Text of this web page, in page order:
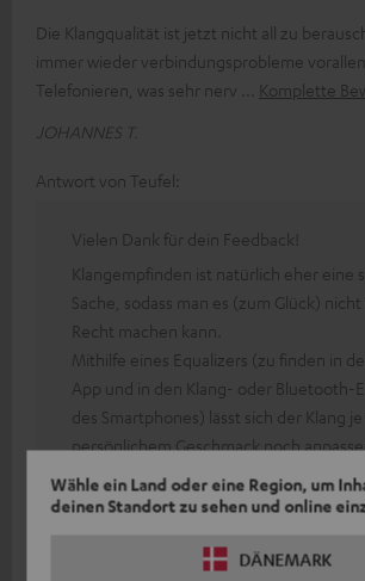
Wähle ein Land oder eine Region, um
deinen Standort zu sehen und online
DÄNEMARK
Die Klangqualität ist jetzt nicht all zu
immer wieder verbindungsprobleme
Telefonieren, was sehr nerv
Komplette
JOHANNES T.
Antwort von Teufel:
Vielen Dank für dein Feedback!
Klangempfinden ist natürlich eher eine
Sache, sodass man es (zum Glück)
Recht machen kann.
Mithilfe eines Equalizers (zu finden in
App und in den Klang- oder Bluetooth-
des Smartphones) lässt sich der Klang
persönlichem Geschmack noch
Bei technischen Schwierigkeiten stehen
gerne unsere netten Kollegen des